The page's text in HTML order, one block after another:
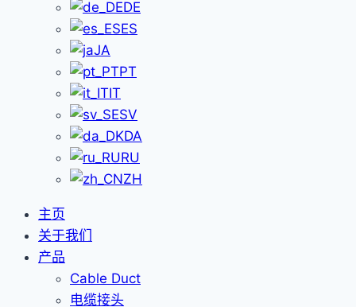
DE
ES
JA
PT
IT
SV
DA
RU
ZH
主页
关于我们
产品
Cable Duct
电缆接头